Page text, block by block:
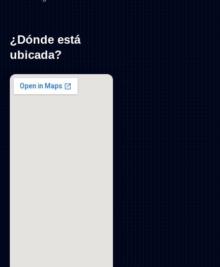
¿Dónde está
ubicada?